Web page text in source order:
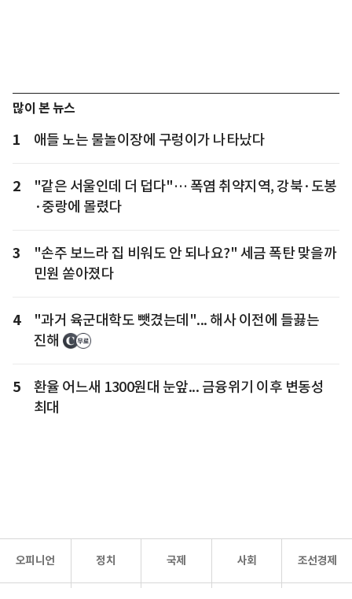
많이 본 뉴스
1 애들 노는 물놀이장에 구렁이가 나타났다
2
"같은 서울인데 더 덥다"… 폭염 취약지역, 강북·도봉
·중랑에 몰렸다
3
"손주 보느라 집 비워도 안 되나요?" 세금 폭탄 맞을까
민원 쏟아졌다
4
"과거 육군대학도 뺏겼는데"... 해사 이전에 들끓는
진해
5
환율 어느새 1300원대 눈앞... 금융위기 이후 변동성
최대
오피니언 정치 국제 사회 조선경제